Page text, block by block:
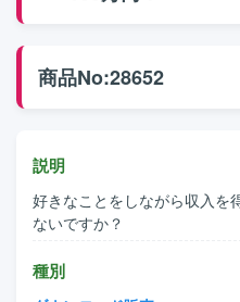
商品No:28652
説明
好きなことをしながら収入を
ないですか？
種別